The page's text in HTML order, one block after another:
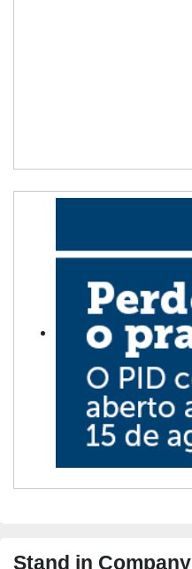
Stand in Company